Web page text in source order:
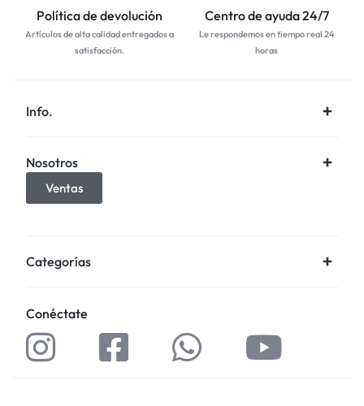
Política de devolución
Artículos de alta calidad entregados a
satisfacción.
Centro de ayuda 24/7
Le respondemos en tiempo real 24
horas
Info.
Nosotros
Ventas
Categorías
Conéctate